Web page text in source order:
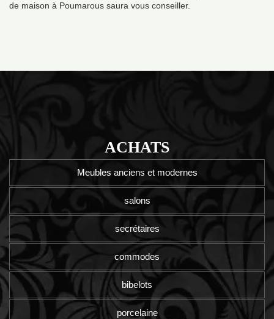
de maison à Poumarous saura vous conseiller.
ACHATS
Meubles anciens et modernes
salons
secrétaires
commodes
bibelots
porcelaine